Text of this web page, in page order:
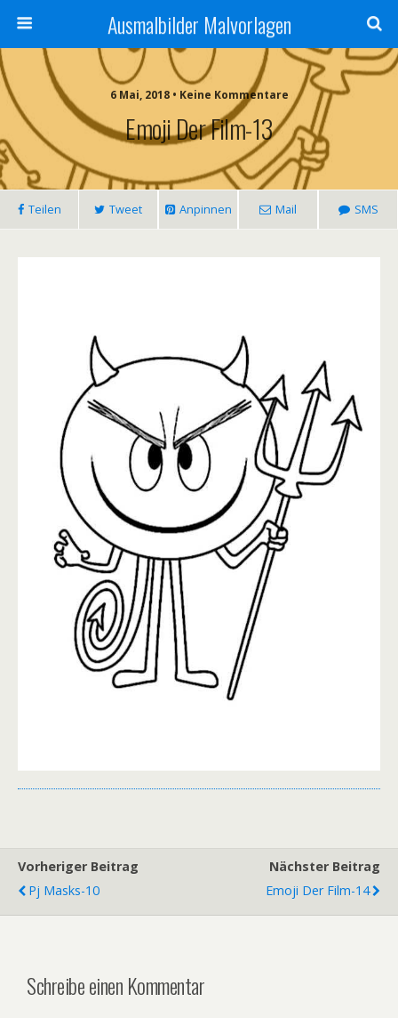
Ausmalbilder Malvorlagen
6 Mai, 2018 • Keine Kommentare
Emoji Der Film-13
Teilen Tweet Anpinnen Mail SMS
Vorheriger Beitrag
Pj Masks-10
Nächster Beitrag
Emoji Der Film-14
Schreibe einen Kommentar